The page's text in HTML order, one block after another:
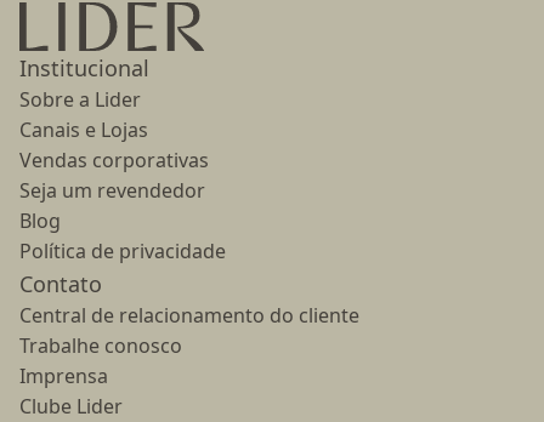
Ir para a página inicial
Institucional
Sobre a Lider
Canais e Lojas
Vendas corporativas
Seja um revendedor
Blog
Política de privacidade
Contato
Central de relacionamento do cliente
Trabalhe conosco
Imprensa
Clube Lider